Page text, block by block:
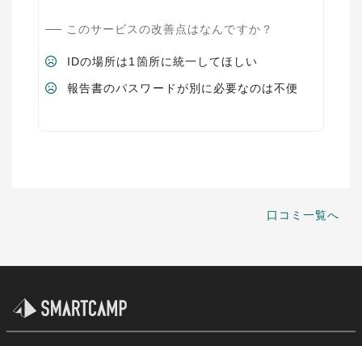
このサービスの改善点はなんですか？
IDの場所は1箇所に統一してほしい
報告書のパスワードが別に必要なのは不便
口コミ一覧へ